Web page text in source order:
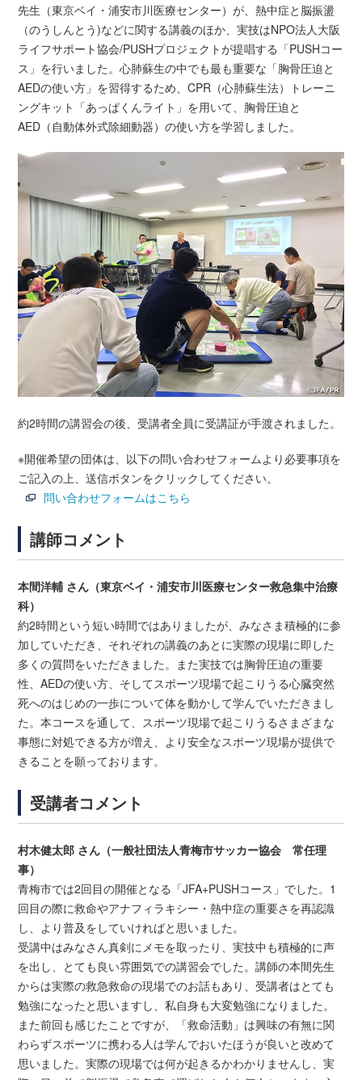
先生（東京ベイ・浦安市川医療センター）が、熱中症と脳振盪
（のうしんとう)などに関する講義のほか、実技はNPO法人大阪
ライフサポート協会/PUSHプロジェクトが提唱する「PUSHコー
ス」を行いました。心肺蘇生の中でも最も重要な「胸骨圧迫と
AEDの使い方」を習得するため、CPR（心肺蘇生法）トレーニ
ングキット「あっぱくんライト」を用いて、胸骨圧迫と
AED（自動体外式除細動器）の使い方を学習しました。
約2時間の講習会の後、受講者全員に受講証が手渡されました。
※開催希望の団体は、以下の問い合わせフォームより必要事項を
ご記入の上、送信ボタンをクリックしてください。
問い合わせフォームはこちら
講師コメント
本間洋輔 さん（東京ベイ・浦安市川医療センター救急集中治療
科）
約2時間という短い時間ではありましたが、みなさま積極的に参
加していただき、それぞれの講義のあとに実際の現場に即した
多くの質問をいただきました。また実技では胸骨圧迫の重要
性、AEDの使い方、そしてスポーツ現場で起こりうる心臓突然
死へのはじめの一歩について体を動かして学んでいただきまし
た。本コースを通して、スポーツ現場で起こりうるさまざまな
事態に対処できる方が増え、より安全なスポーツ現場が提供で
きることを願っております。
受講者コメント
村木健太郎 さん（一般社団法人青梅市サッカー協会 常任理
事）
青梅市では2回目の開催となる「JFA+PUSHコース」でした。1
回目の際に救命やアナフィラキシー・熱中症の重要さを再認識
し、より普及をしていければと思いました。
受講中はみなさん真剣にメモを取ったり、実技中も積極的に声
を出し、とても良い雰囲気での講習会でした。講師の本間先生
からは実際の救急救命の現場でのお話もあり、受講者はとても
勉強になったと思いますし、私自身も大変勉強になりました。
また前回も感じたことですが、「救命活動」は興味の有無に関
わらずスポーツに携わる人は学んでおいたほうが良いと改めて
思いました。実際の現場では何が起きるかわかりませんし、実